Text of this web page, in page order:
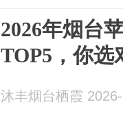
2026年烟台
TOP5，你选
沐丰烟台栖霞